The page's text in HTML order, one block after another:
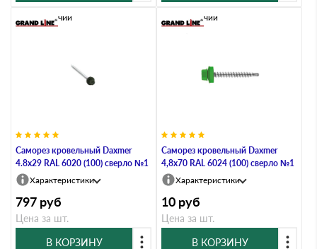
Саморез кровельный Daxmer
4.8х29 RAL 6020 (100) сверло №1
В наличии
Характеристики
797 руб
Цена за шт.
В КОРЗИНУ
Саморез кровельный Daxmer
4,8х70 RAL 6024 (100) сверло №1
В наличии
Характеристики
10 руб
Цена за шт.
В КОРЗИНУ